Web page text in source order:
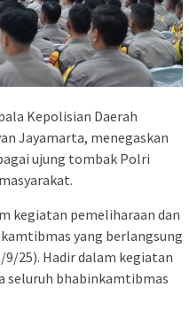
Kepolisian Daerah
Jayamarta, menegaskan
ujung tombak Polri
kegiatan pemeliharaan dan
yang berlangsung
9/25). Hadir dalam kegiatan
seluruh bhabinkamtibmas